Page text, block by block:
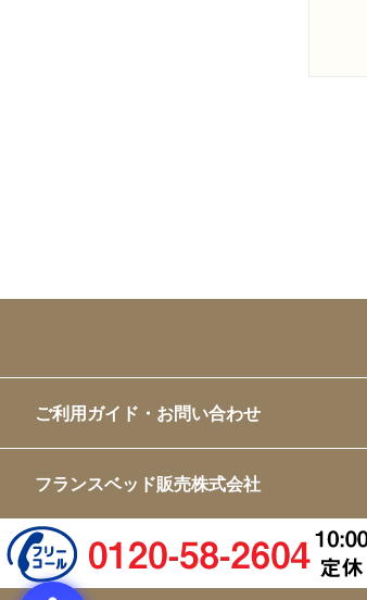
ご利用ガイド・お問い合わせ
フランスベッド販売株式会社